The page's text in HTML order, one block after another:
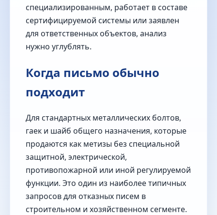
специализированным, работает в составе
сертифицируемой системы или заявлен
для ответственных объектов, анализ
нужно углублять.
Когда письмо обычно
подходит
Для стандартных металлических болтов,
гаек и шайб общего назначения, которые
продаются как метизы без специальной
защитной, электрической,
противопожарной или иной регулируемой
функции. Это один из наиболее типичных
запросов для отказных писем в
строительном и хозяйственном сегменте.